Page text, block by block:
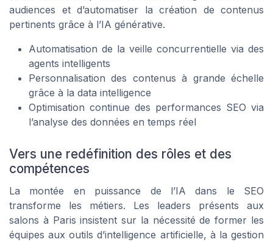
audiences et d’automatiser la création de contenus
pertinents grâce à l’IA générative.
Automatisation de la veille concurrentielle via des
agents intelligents
Personnalisation des contenus à grande échelle
grâce à la data intelligence
Optimisation continue des performances SEO via
l’analyse des données en temps réel
Vers une redéfinition des rôles et des
compétences
La montée en puissance de l’IA dans le SEO
transforme les métiers. Les leaders présents aux
salons à Paris insistent sur la nécessité de former les
équipes aux outils d’intelligence artificielle, à la gestion